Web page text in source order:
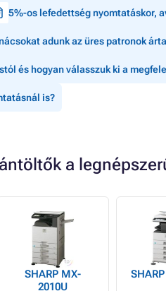
5%-os lefedettség nyomtatáskor,
adunk az üres patronok
és hogyan válasszuk ki a
is?
a
SHARP MX-
2010U